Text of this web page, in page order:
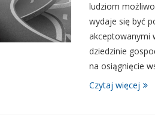
ludziom
wydaje się być
akceptowanymi
dziedzinie
na osiągnięcie
Czytaj więcej